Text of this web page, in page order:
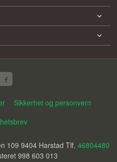
Sikkerhet og personvern
109 9404 Harstad Tlf. 46804480
998 603 013